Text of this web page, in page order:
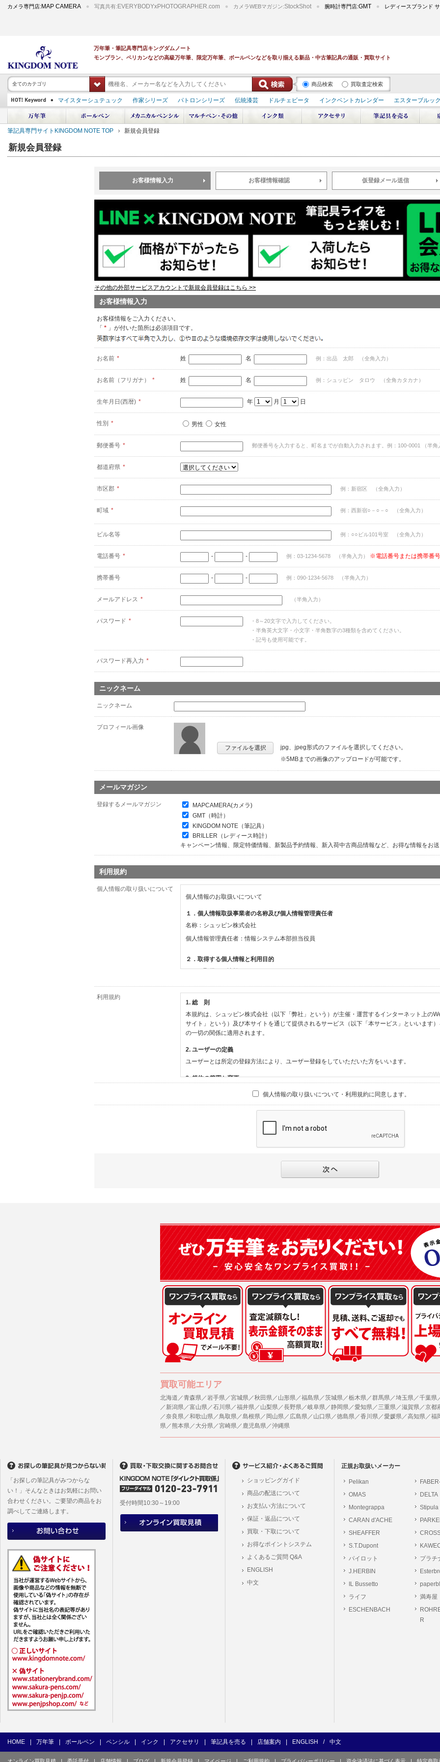
カメラ専門店: MAP CAMERA 写真共有: EVERYBODYxPHOTOGRAPHER.com カメラWEBマガジン:StockShot 腕時計専門店:GMT レディースブランド
万年筆・筆記具専門店キングダムノート
モンブラン、ペリカンなどの高級万年筆、限定万年筆、ボールペンなどを取り揃える新品・中古筆記具の通販・買取サイト
全てのカテゴリ 商品検索 買取査定検索
マイスターシュテュック 作家シリーズ パトロンシリーズ 伝統漆芸 ドルチェビータ インクベントカレンダー エスターブルック
スーベレーン
PILOT 蒔絵 ダイアミン ボトルインク デュポン スペース オデッセイ 輪島屋善仁 深海 エテルニタ･アヴァンティ
中屋万年筆
プラチナ 出雲 キングダムノート別注 アルマンドシモーニクラブ ペリカン オーシャンスワール 源氏物語 作家シリーズ パトロンシリ
筆記具専門サイトKINGDOM NOTE TOP 新規会員登録
新規会員登録
お客様情報入力 お客様情報確認 仮登録メール送信
その他の外部サービスアカウントで新規会員登録はこちら >>
お客様情報入力
お客様情報をご入力ください。
「 * 」が付いた箇所は必須項目です。
お名前 * 姓 名 例：出品 太郎 （全角入力）
お名前（フリガナ） * 姓 名 例：シュッピン タロウ （全角カタカナ）
生年月日(西暦) * 年 月 日
性別 * 男性 女性
郵便番号 * 郵便番号を入力すると、町名までが自動入力されます。例：100-0001 （半角
都道府県 *
市区郡 * 例：新宿区 （全角入力）
町域 * 例：西新宿○－○－○ （全角入力）
ビル名等 例：○○ビル101号室 （全角入力）
電話番号 * - - 例：03-1234-5678 （半角入力） ※電話番号または携帯番
携帯番号 - - 例：090-1234-5678 （半角入力）
メールアドレス * （半角入力）
パスワード *
・8～20文字で入力してください。
・半角英大文字・小文字・半角数字の3種類を含めてください。
・記号も使用可能です。
パスワード再入力 *
ニックネーム
ニックネーム
プロフィール画像
ファイルを選択
jpg、jpeg形式のファイルを選択してください。
※5MBまでの画像のアップロードが可能です。
メールマガジン
登録するメールマガジン
MAPCAMERA(カメラ)
GMT（時計）
KINGDOM NOTE（筆記具）
BRILLER（レディース時計）
キャンペーン情報、限定特価情報、新製品予約情報、新入荷中古商品情報など、お得な情報をお
利用規約
個人情報の取り扱いについて
個人情報のお取扱いについて
１．個人情報取扱事業者の名称及び個人情報管理責任者
名称：シュッピン株式会社
個人情報管理責任者：情報システム本部担当役員
２．取得する個人情報と利用目的
（１）取得する情報
・必須登録：氏名、生年月日、性別、住所、電話番号、メールアドレス、パスワード
・任意登録：ニックネーム、プロフィール画像、希望するメールマガジンの種類
【当社サービスをご利用時に当社が取得またはご提供いただく情報】
・お支払いやお振込みに関わる情報（クレジットカード・銀行口座・電子マネー等の決済時に
・法律上の要請等により、本人確認を行うための本人確認書類（運転免許証、健康保険証、住
・EVERYBODY×PHOTOGRAPHER.comのご利用に伴いご登録いただいた、広範囲設定をご希
撮影機材や機材の設定等に関する情報、および画像データとその画像データに含まれる情報
・当社ウェブサイト・サービス内のクッキー情報
【外部サービスアカウントを利用される場合】
会員登録時にソーシャルネットワーキングサービス等の外部サービスとの連携を許可した場合
・当社物品販売、古物買取事業および個人・法人の売買仲介業に伴うご案内、契約、申し込み
・メールマガジンの配信、および当社が提供する商品・サービスについてのアンケート実施のた
・EVERYBODY×PHOTOGRAPHER.comのフォトシェアリングサービス運営のため
(1)ご本人の同意がある場合。なお第三者に提供する場合には原則として、機密保持、再提供の
止することを契約の条件といたします。
(2)法令等により開示を求められた場合。
(3)ご本人または公衆の生命、身体又は財産の保護のために必要がある場合であって、本人の同
(4)国の機関若しくは地方公共団体又はその委託を受けた者が法令の定める事務を遂行すること
本人の同意を得ることにより当該事務の遂行に支障を及ぼすおそれがあるとき。
(5)業務を円滑に進めるために、外部業者に個人データの一部又は全部の処理を委託する場合（
の安全管理が図られるように、委託先に対する必要かつ適切な監督を行ないます）。
４．ご提供の任意性
当社への個人情報の提供はお客様の任意ですが、必要な個人情報をご提供いただけない場合、
ますのでご了承下さい。
当社ホームページでは、利用者が当社ホームページに再訪問される際、より便利に当社ホーム
キーを使用する場合があります。
また利用者の統計的分析のため、または掲載された広告にクッキーを使用する場合があります。
するご質問、ご相談にも対応いたします。尚、シュッピン会員のお客様は、当社が保有する個
※個人情報の開示請求には手数料として800円(税別)をご本人様にご負担いただいております。
(2)当社の個人情報に関するお問合せは、以下の窓口で承ります。お問合せの内容により必要な
シュッピン株式会
Mail：
利用規約
1. 総 則
本規約は、シュッピン株式会社（以下「弊社」という）が主催・運営するインターネット上の
サイト」という）及び本サイトを通じて提供されるサービス（以下「本サービス」といいます
の一切の関係に適用されます。
2. ユーザーの定義
ユーザーとは所定の登録方法により、ユーザー登録をしていただいた方をいいます。
3. 規約の範囲と変更
1) 本規約は、本サイト及び本サービスの利用に関し、弊社及び全てのユーザーに適用されます。
2) 弊社が別途規定する個別規定、及び弊社が随時本サイト内に掲示またはユーザーに対し通知
す。本規約と個別規定及び追加規定が異なる場合は、個別規定及び追加規定が優先するものとし
3) 弊社はユーザーの承諾を得ることなく、本規約を変更できるものとし、ユーザーはこれを承
た場合は、本サイト内に掲示またはユーザーに対し通知するものとし、その後にユーザーが本
1) ユーザーは、本サイトの利用に際し、ユーザー本人のユーザーID、パスワード、メールアド
に届け出るものとします。
3) 弊社は一年以上に亘って使用がないユーザーIDとこれに伴う個人情報を抹消することができ
4) ユーザーID、パスワード、メールアドレス及びこれに伴う個人情報の管理不十分、使用上の
は、ユーザーが負うものとし、弊社は一切責任を負いません。
5. 登録事項
1) ユーザーは、メールアドレスその他の登録事項に変更が生じた場合、直ちに弊社所定の変更
2) 弊社はユーザーの入会申込により知り得た情報、またはユーザーが本サイト及び本サービス
報に関し、以下の項目に該当する場合に利用することができるものとします。
(1) 統計した情報のみを開示し、ユーザーの個人情報を表示しない場合。
(2) ユーザーから寄せられた情報を、ユーザーの個人情報を表示せずに開示する場合。
(3) ユーザーが個人情報の開示について同意している場合。
(4) 法令により開示が求められた場合。
(5) 弊社で取り扱う商品またはサービスに関する案内や情報提供（郵便、電子メール等によるダ
(6) 弊社が利用目的を示してユーザーから取得した情報を、その利用目的の範囲内で利用する場
6. 情報の提供
1)弊社は、各ユーザーに対し、当該ユーザーの購入商品の情報、及び弊社の特価商品の情報等、
ユーザーは、本サイトのメールマガジンの購読に際し、ユーザー本人の責任においてメールマガ
フォームにて入力されたメールアドレスに、本サイトのお知らせをメールにてお送りさせていた
本サイトからのメールの受け取りを希望されない場合は、下記リンクから設定の変更を行ってく
本サイト会員のお客様は こちら
※設定変更前にログインする必要があります。
メールマガジン会員のお客様はこちら
1) ユーザーは本サイト及び本サービスの利用に当たり、以下の行為を行なってはならないものと
(1) 他のユーザー、第三者もしくは弊社の著作権又はその他の権利を侵害する行為、及び侵害す
(2) 他のユーザー、第三者もしくは弊社の財産またはプライバシーを侵害する行為、及び侵害す
(3) 上記の他、他のユーザー、第三者もしくは弊社に不利益又は損害を与える行為、および与え
個人情報の取り扱いについて・利用規約に同意します。
買取可能エリア
北海道／青森県／岩手県／宮城県／秋田県／山形県／福島県／茨城県／栃木県／群馬県／埼玉県／千葉県
／新潟県／富山県／石川県／福井県／山梨県／長野県／岐阜県／静岡県／愛知県／三重県／滋賀県／京都
／奈良県／和歌山県／鳥取県／島根県／岡山県／広島県／山口県／徳島県／香川県／愛媛県／高知県／福
県／熊本県／大分県／宮崎県／鹿児島県／沖縄県
正規お取扱いメーカー
Pelikan
OMAS
DELTA
Montegrappa
Stipula
CARAN d'ACHE
SHEAFFER
S.T.Dupont
パイロット
プラチ
J.HERBIN
IL Bussetto
ライフ
満寿屋
ESCHENBACH
R
「お探しの筆記具がみつからな
い！」そんなときはお気軽にお問い
合わせください。ご要望の商品をお
調べしてご連絡します。
受付時間10:30～19:00
ショッピングガイド
商品の配送について
お支払い方法について
保証・返品について
買取・下取について
お得なポイントシステム
よくあるご質問 Q&A
ENGLISH
中文
HOME 万年筆 ボールペン ペンシル インク アクセサリ 筆記具を売る 店舗案内 ENGLISH / 中文